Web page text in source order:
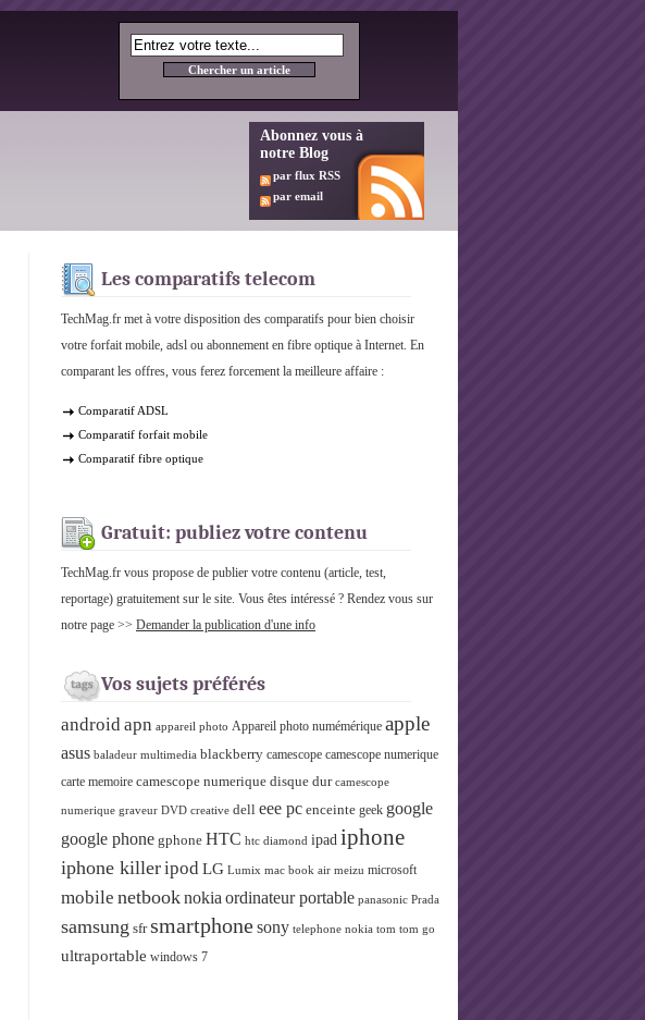
Abonnez vous à
notre Blog
par flux RSS
par email
Les comparatifs telecom
TechMag.fr met à votre disposition des comparatifs pour bien choisir
votre forfait mobile, adsl ou abonnement en fibre optique à Internet. En
comparant les offres, vous ferez forcement la meilleure affaire :
Comparatif ADSL
Comparatif forfait mobile
Comparatif fibre optique
Gratuit: publiez votre contenu
TechMag.fr vous propose de publier votre contenu (article, test,
reportage) gratuitement sur le site. Vous êtes intéressé ? Rendez vous sur
notre page >> Demander la publication d'une info
Vos sujets préférés
androidapn appareil photo Appareil photo numémérique apple
asus baladeur multimedia blackberry camescope camescope numerique
carte memoire camescope numerique disque dur camescope
numerique graveur DVD creative dell eee pc enceinte geek google
google phone gphone HTC htc diamond ipad iphone
iphone killeripodLG Lumix mac book air meizu microsoft
mobile netbooknokiaordinateur portable panasonic Prada
samsung sfr smartphonesony telephone nokia tom tom go
ultraportable windows 7